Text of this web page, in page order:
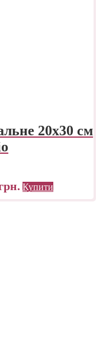
20х30 см
Купити